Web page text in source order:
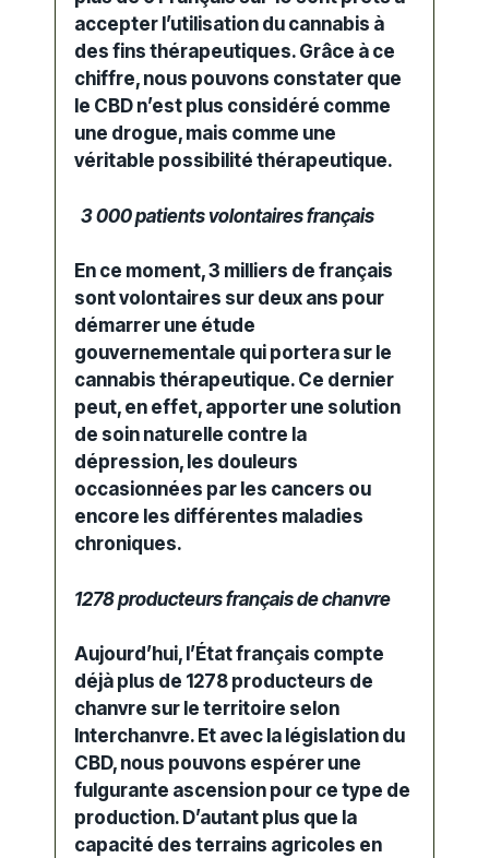
accepter l’utilisation du cannabis à
des fins thérapeutiques. Grâce à ce
chiffre, nous pouvons constater que
le CBD n’est plus considéré comme
une drogue, mais comme une
véritable possibilité thérapeutique.
3 000 patients volontaires français
En ce moment, 3 milliers de français
sont volontaires sur deux ans pour
démarrer une étude
gouvernementale qui portera sur le
cannabis thérapeutique. Ce dernier
peut, en effet, apporter une solution
de soin naturelle contre la
dépression, les douleurs
occasionnées par les cancers ou
encore les différentes maladies
chroniques.
1278 producteurs français de chanvre
Aujourd’hui, l’État français compte
déjà plus de 1278 producteurs de
chanvre sur le territoire selon
Interchanvre. Et avec la législation du
CBD, nous pouvons espérer une
fulgurante ascension pour ce type de
production. D’autant plus que la
capacité des terrains agricoles en